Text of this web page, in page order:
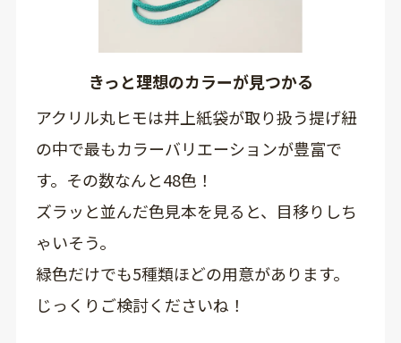
きっと理想のカラーが見つかる
アクリル丸ヒモは井上紙袋が取り扱う提げ紐
の中で最もカラーバリエーションが豊富で
す。その数なんと48色！
ズラッと並んだ色見本を見ると、目移りしち
ゃいそう。
緑色だけでも5種類ほどの用意があります。
じっくりご検討くださいね！